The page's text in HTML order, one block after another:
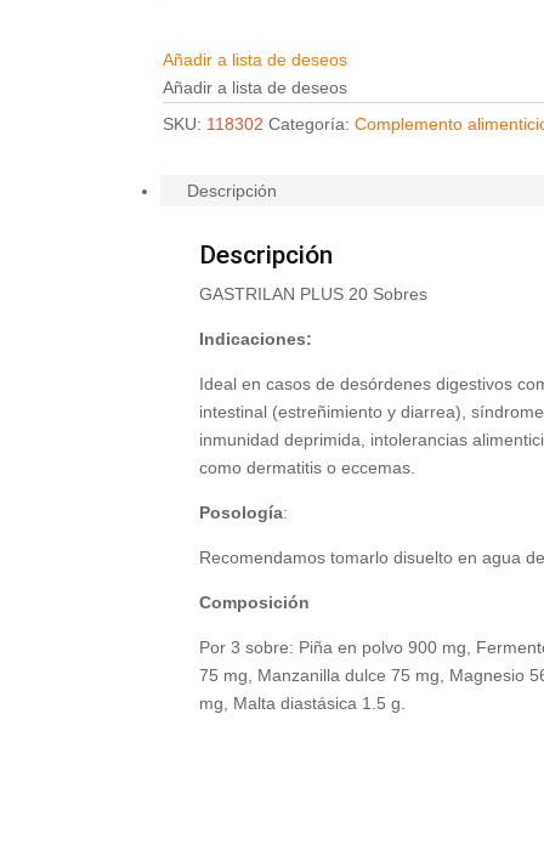
Añadir a lista de deseos
Añadir a lista de deseos
SKU: 118302 Categoría:Complemento
Descripción
Descripción
GASTRILAN PLUS 20 Sobres
Indicaciones:
Ideal en casos de desórdenes digestivos
intestinal (estreñimiento y diarrea),
inmunidad deprimida, intolerancias
como dermatitis o eccemas.
Posología:
Recomendamos tomarlo disuelto en agua
Composición
Por 3 sobre: Piña en polvo 900 mg,
75 mg, Manzanilla dulce 75 mg, Magnesio
mg, Malta diastásica 1.5 g.